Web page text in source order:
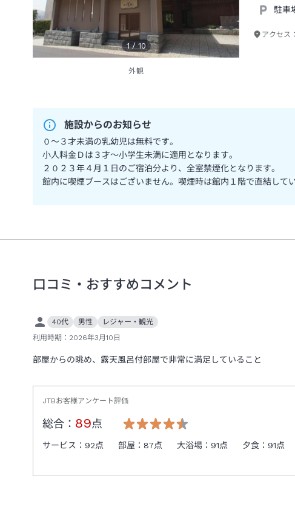
1 / 10
外観
駐車
アクセス
施設からのお知らせ
０～３才未満の乳幼児は無料です。
小人料金Ｄは３才～小学生未満に適用となります。
２０２３年４月１日のご宿泊分より、全室禁煙化となります。
館内に喫煙ブースはございません。喫煙時は館内１階で直結し
口コミ・おすすめコメント
40代 男性
レジャー・観光
利用時期： 2026年3月10日
部屋からの眺め、露天風呂付部屋で非常に満足していること
JTBお客様アンケート評価
総合： 89点
サービス： 92点 部屋： 87点 大浴場： 91点 夕食： 91点